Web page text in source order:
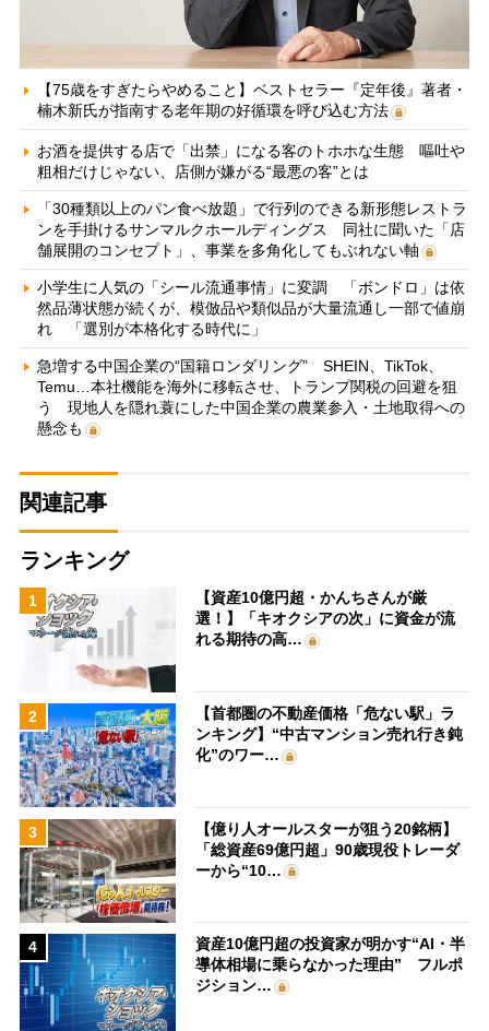
【75歳をすぎたらやめること】ベストセラー『定年後』著者・
楠木新氏が指南する老年期の好循環を呼び込む方法
お酒を提供する店で「出禁」になる客のトホホな生態 嘔吐や
粗相だけじゃない、店側が嫌がる“最悪の客”とは
「30種類以上のパン食べ放題」で行列のできる新形態レストラ
ンを手掛けるサンマルクホールディングス 同社に聞いた「店
舗展開のコンセプト」、事業を多角化してもぶれない軸
小学生に人気の「シール流通事情」に変調 「ボンドロ」は依
然品薄状態が続くが、模倣品や類似品が大量流通し一部で値崩
れ 「選別が本格化する時代に」
急増する中国企業の“国籍ロンダリング” SHEIN、TikTok、
Temu…本社機能を海外に移転させ、トランプ関税の回避を狙
う 現地人を隠れ蓑にした中国企業の農業参入・土地取得への
懸念も
関連記事
ランキング
1
【資産10億円超・かんちさんが厳
選！】「キオクシアの次」に資金が流
れる期待の高…
2
【首都圏の不動産価格「危ない駅」ラ
ンキング】“中古マンション売れ行き鈍
化”のワー…
3
【億り人オールスターが狙う20銘柄】
「総資産69億円超」90歳現役トレーダ
ーから“10…
4
資産10億円超の投資家が明かす“AI・半
導体相場に乗らなかった理由” フルポ
ジション…